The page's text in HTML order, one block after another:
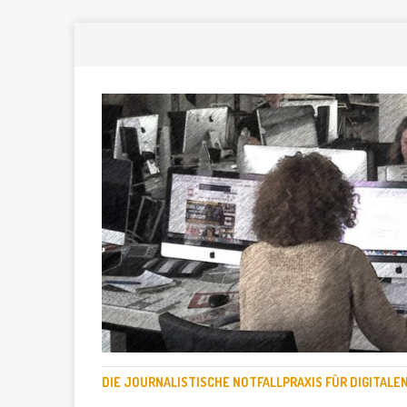
DIE JOURNALISTISCHE NOTFALLPRAXIS FÜR